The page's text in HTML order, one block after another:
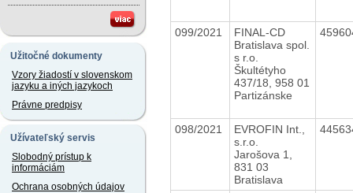
Užitočné dokumenty
Vzory žiadostí v slovenskom
jazyku a iných jazykoch
Právne predpisy
Užívateľský servis
Slobodný prístup k
informáciám
Ochrana osobných údajov
099/2021
FINAL-CD
Bratislava spol.
s r.o.
Škultétyho
437/18, 958 01
Partizánske
098/2021
EVROFIN Int.,
s.r.o.
Jarošova 1,
831 03
Bratislava